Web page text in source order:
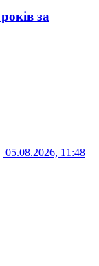
за
05.08.2026, 11:48